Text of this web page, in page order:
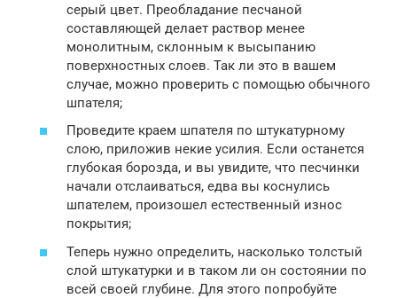
серый цвет. Преобладание песчаной
составляющей делает раствор менее
монолитным, склонным к высыпанию
поверхностных слоев. Так ли это в вашем
случае, можно проверить с помощью обычного
шпателя;
Проведите краем шпателя по штукатурному
слою, приложив некие усилия. Если останется
глубокая борозда, и вы увидите, что песчинки
начали отслаиваться, едва вы коснулись
шпателем, произошел естественный износ
покрытия;
Теперь нужно определить, насколько толстый
слой штукатурки и в таком ли он состоянии по
всей своей глубине. Для этого попробуйте